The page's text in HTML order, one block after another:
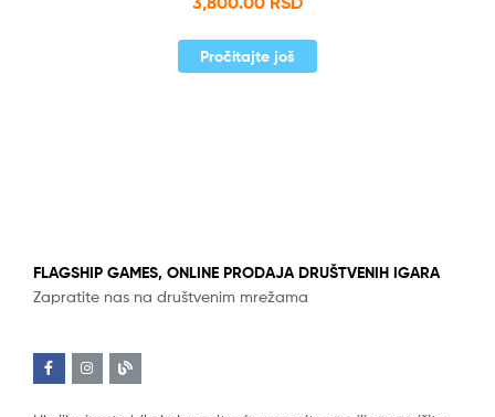
Pročitajte još
FLAGSHIP GAMES, ONLINE PRODAJA DRUŠTVENIH IGARA
Zapratite nas na društvenim mrežama